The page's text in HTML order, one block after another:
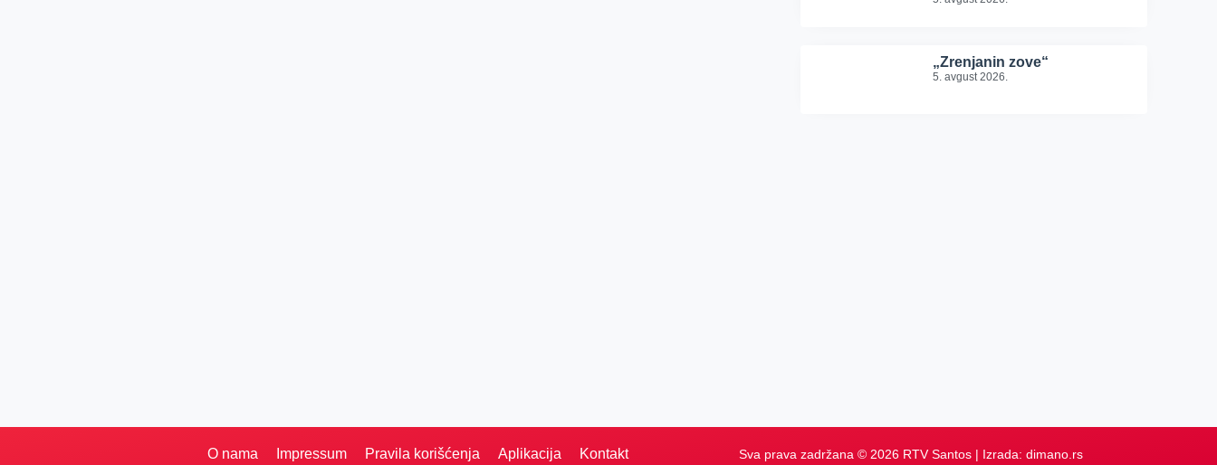
„Zrenjanin zove“
5. avgust 2026.
O nama Impressum Pravila korišćenja Aplikacija Kontakt Sva prava zadržana © 2026 RTV Santos | Izrada: dimano.rs